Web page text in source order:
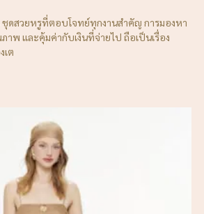
ชุดสวยหรูที่ตอบโจทย์ทุกงานสำคัญ การมองหา
าพ และคุ้มค่ากับเงินที่จ่ายไป ถือเป็นเรื่อง
เต